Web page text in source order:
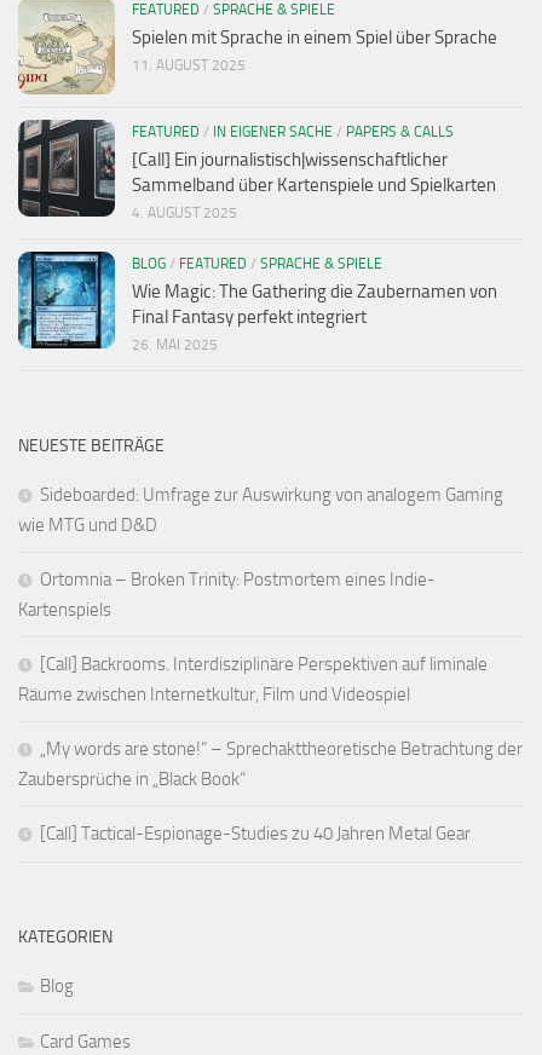
FEATURED / SPRACHE & SPIELE
Spielen mit Sprache in einem Spiel über Sprache
11. AUGUST 2025
FEATURED / IN EIGENER SACHE / PAPERS & CALLS
[Call] Ein journalistisch|wissenschaftlicher
Sammelband über Kartenspiele und Spielkarten
4. AUGUST 2025
BLOG / FEATURED / SPRACHE & SPIELE
Wie Magic: The Gathering die Zaubernamen von
Final Fantasy perfekt integriert
26. MAI 2025
NEUESTE BEITRÄGE
Sideboarded: Umfrage zur Auswirkung von analogem Gaming
wie MTG und D&D
Ortomnia – Broken Trinity: Postmortem eines Indie-
Kartenspiels
[Call] Backrooms. Interdisziplinäre Perspektiven auf liminale
Räume zwischen Internetkultur, Film und Videospiel
„My words are stone!“ – Sprechakttheoretische Betrachtung der
Zaubersprüche in „Black Book“
[Call] Tactical-Espionage-Studies zu 40 Jahren Metal Gear
KATEGORIEN
Blog
Card Games